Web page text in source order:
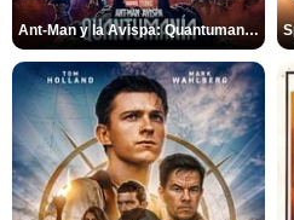
Ant-Man y la Avispa: Quantumanía Tráiler (2)